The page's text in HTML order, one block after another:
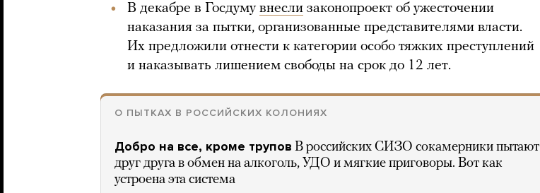
В декабре в Госдуму внесли законопроект об ужесточении
наказания за пытки, организованные представителями власти.
Их предложили отнести к категории особо тяжких преступлений
и наказывать лишением свободы на срок до 12 лет.
О ПЫТКАХ В РОССИЙСКИХ КОЛОНИЯХ
Добро на все, кроме трупов В российских СИЗО сокамерники пытают
друг друга в обмен на алкоголь, УДО и мягкие приговоры. Вот как
устроена эта система